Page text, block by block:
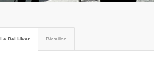
Le Bel Hiver Réveillon